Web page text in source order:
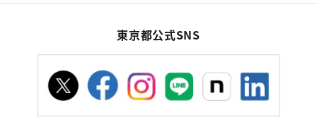
東京都公式SNS